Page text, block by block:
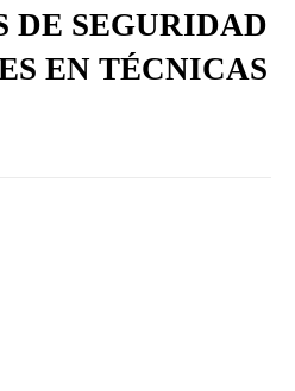
DE SEGURIDAD
EN TÉCNICAS